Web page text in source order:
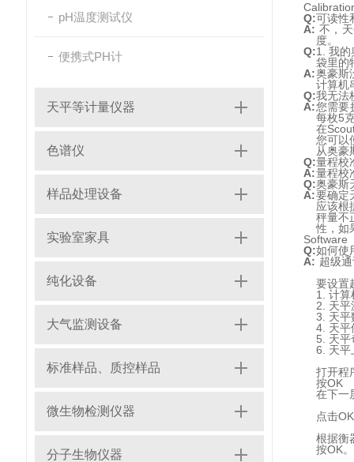
pH温度测试仪
便携式PH计
天平等计量仪器
色谱仪
样品处理设备
实验室家具
纯化设备
大气监测设备
标准样品、质控样品
微生物检测仪器
分子生物仪器
Q:可读性
A: 不，
度。
Q:1. 我
袋里的
A:奥豪斯
计算机
Q:我无法
A:您需要
每枚5
在
您可以
从奥豪
Q:量程校
A:量程校
Q:奥豪斯
A:要确定
应该根
秤量不
性，如
Software
Q:如何使
A: 超级
要设置
1. 计算
2. 天平
3. 天平
4. 天平
5. 天平
6. 天平
打开程
按OK
在下一
点击
根据衡
按OK。